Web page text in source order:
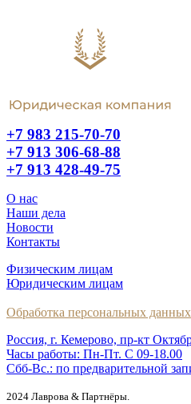
+7 983 215-70-70
+7 913 306-68-88
+7 913 428-49-75
О нас
Наши дела
Новости
Контакты
Физическим лицам
Юридическим лицам
Обработка персональных данных
Россия, г. Кемерово, пр-кт
Часы работы: Пн-Пт. С 09-18.00
Сбб-Вс.: по предварительной
2024 Лаврова & Партнёры.